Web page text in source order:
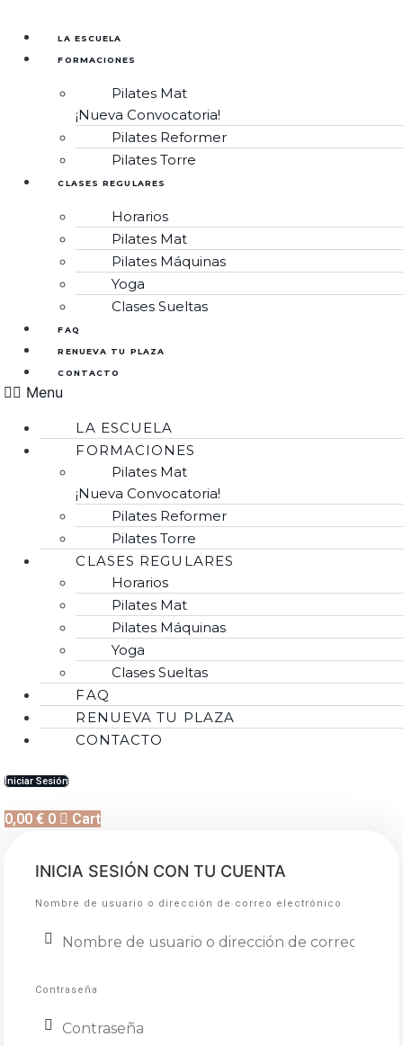
contenido
LA ESCUELA
FORMACIONES
Pilates Mat
¡Nueva Convocatoria!
Pilates Reformer
Pilates Torre
CLASES REGULARES
Horarios
Pilates Mat
Pilates Máquinas
Yoga
Clases Sueltas
FAQ
RENUEVA TU PLAZA
CONTACTO
Menu
LA ESCUELA
FORMACIONES
Pilates Mat
¡Nueva Convocatoria!
Pilates Reformer
Pilates Torre
CLASES REGULARES
Horarios
Pilates Mat
Pilates Máquinas
Yoga
Clases Sueltas
FAQ
RENUEVA TU PLAZA
CONTACTO
Iniciar Sesión
0,00€ 0 Cart
INICIA SESIÓN CON TU CUENTA
Nombre de usuario o dirección de correo electrónico
Contraseña